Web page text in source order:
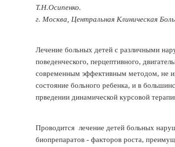
Т.Н.Осипенко.
г. Москва, Центральная Клиническая
Лечение больных детей с различными
поведенческого, перцептивного,
современным эффективным методом, не
состояние больного ребенка, и в
прведении динамической курсовой
Проводится лечение детей больных
биопрепаратов - факторов роста,